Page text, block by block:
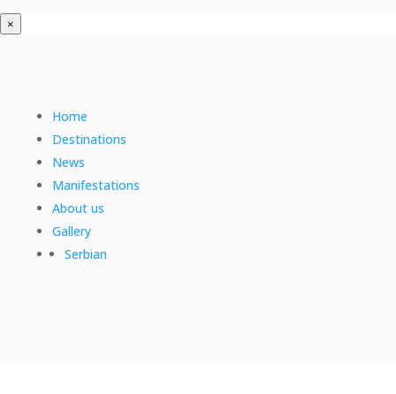
×
Home
Destinations
News
Manifestations
About us
Gallery
Serbian